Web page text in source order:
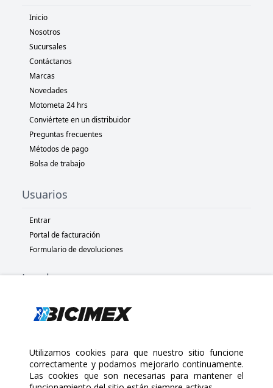
Inicio
Nosotros
Sucursales
Contáctanos
Marcas
Novedades
Motometa 24 hrs
Conviértete en un distribuidor
Preguntas frecuentes
Métodos de pago
Bolsa de trabajo
Usuarios
Entrar
Portal de facturación
Formulario de devoluciones
Legal
Políticas de privacidad
Políticas de devolución
Copyright 2025 Bicimex®. All rights reserved. Today is Sábado,
Utilizamos cookies para que nuestro sitio funcione
correctamente y podamos mejorarlo continuamente.
Las cookies que son necesarias para mantener el